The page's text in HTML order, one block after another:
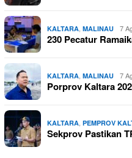
KALTARA MALINAU 7
230 Pecatur
KALTARA MALINAU 7
Porprov Kaltara
KALTARA PEMPROV
Sekprov Pastikan